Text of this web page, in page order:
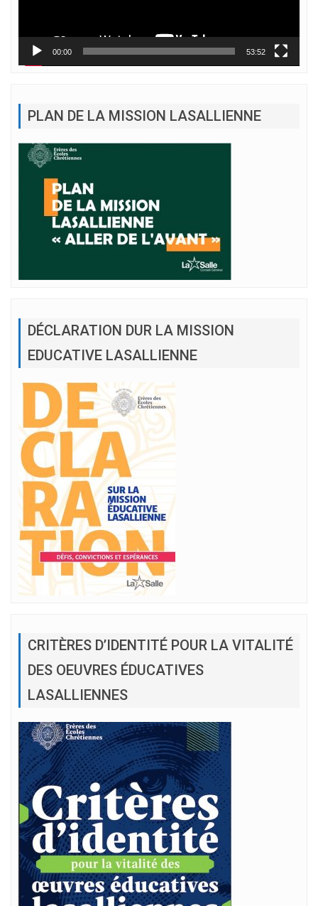
00:00 53:52
PLAN DE LA MISSION LASALLIENNE
DÉCLARATION DUR LA MISSION
EDUCATIVE LASALLIENNE
CRITÈRES D’IDENTITÉ POUR LA VITALITÉ
DES OEUVRES ÉDUCATIVES
LASALLIENNES